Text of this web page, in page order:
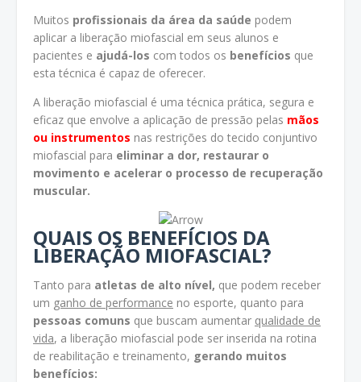
Muitos profissionais da área da saúde podem
aplicar a liberação miofascial em seus alunos e
pacientes e ajudá-los com todos os benefícios que
esta técnica é capaz de oferecer.
A liberação miofascial é uma técnica prática, segura e
eficaz que envolve a aplicação de pressão pelas mãos
ou instrumentos nas restrições do tecido conjuntivo
miofascial para eliminar a dor, restaurar o
movimento e acelerar o processo de recuperação
muscular.
QUAIS OS BENEFÍCIOS DA
LIBERAÇÃO MIOFASCIAL?
Tanto para atletas de alto nível, que podem receber
um ganho de performance no esporte, quanto para
pessoas comuns que buscam aumentar qualidade de
vida, a liberação miofascial pode ser inserida na rotina
de reabilitação e treinamento, gerando muitos
benefícios: